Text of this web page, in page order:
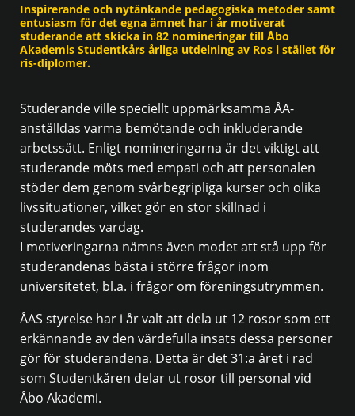
Inspirerande och nytänkande pedagogiska metoder samt
entusiasm för det egna ämnet har i år motiverat
studerande att skicka in 82 nomineringar till Åbo
Akademis Studentkårs årliga utdelning av Ros i stället för
ris-diplomer.
Studerande ville speciellt uppmärksamma ÅA-
anställdas varma bemötande och inkluderande
arbetssätt. Enligt nomineringarna är det viktigt att
studerande möts med empati och att personalen
stöder dem genom svårbegripliga kurser och olika
livssituationer, vilket gör en stor skillnad i
studerandes vardag.
I motiveringarna nämns även modet att stå upp för
studerandenas bästa i större frågor inom
universitetet, bl.a. i frågor om föreningsutrymmen.
ÅAS styrelse har i år valt att dela ut 12 rosor som ett
erkännande av den värdefulla insats dessa personer
gör för studerandena. Detta är det 31:a året i rad
som Studentkåren delar ut rosor till personal vid
Åbo Akademi.